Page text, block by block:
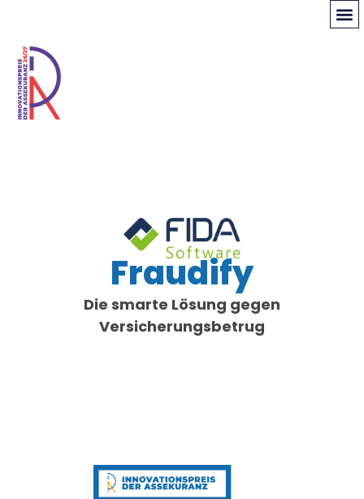
Fraudify
Die smarte Lösung gegen
Versicherungsbetrug